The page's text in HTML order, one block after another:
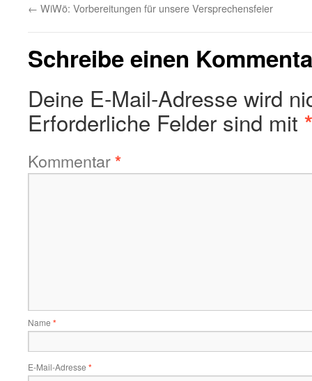
← WiWö: Vorbereitungen für unsere Versprechensfeier
Schreibe einen
Deine E-Mail-Adresse wird
Erforderliche Felder sind mit *
Kommentar*
Name *
E-Mail-Adresse *